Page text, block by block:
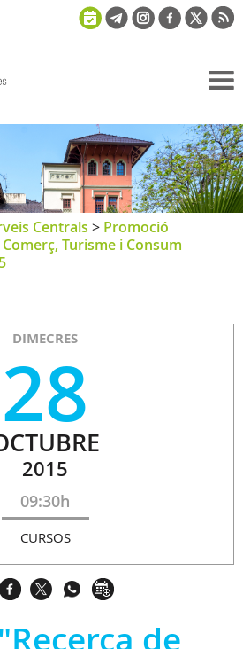
Centrals > Promoció
Turisme i Consum
DIMECRES
28
2015
09:30h
CURSOS
de